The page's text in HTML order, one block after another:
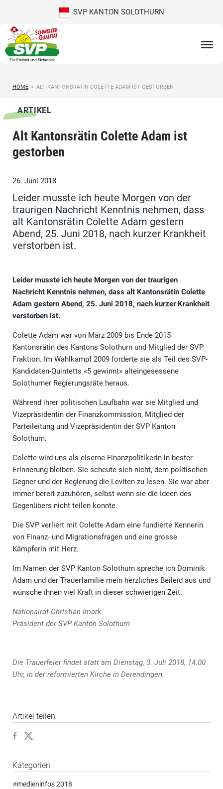
SVP KANTON SOLOTHURN
HOME > ALT KANTONSRÄTIN COLETTE ADAM IST GESTORBEN
ARTIKEL
Alt Kantonsrätin Colette Adam ist
gestorben
26. Juni 2018
Leider musste ich heute Morgen von der
traurigen Nachricht Kenntnis nehmen, dass
alt Kantonsrätin Colette Adam gestern
Abend, 25. Juni 2018, nach kurzer Krankheit
verstorben ist.
Leider musste ich heute Morgen von der traurigen
Nachricht Kenntnis nehmen, dass alt Kantonsrätin Colette
Adam gestern Abend, 25. Juni 2018, nach kurzer Krankheit
verstorben ist.
Colette Adam war von März 2009 bis Ende 2015
Kantonsrätin des Kantons Solothurn und Mitglied der SVP
Fraktion. Im Wahlkampf 2009 forderte sie als Teil des SVP-
Kandidaten-Quintetts «5 gewinnt» alteingesessene
Solothurner Regierungsräte heraus.
Während ihrer politischen Laufbahn war sie Mitglied und
Vizepräsidentin der Finanzkommission, Mitglied der
Parteileitung und Vizepräsidentin der SVP Kanton
Solothurn.
Colette wird uns als eiserne Finanzpolitikerin in bester
Erinnerung bleiben. Sie scheute sich nicht, dem politischen
Gegner und der Regierung die Leviten zu lesen. Sie war aber
immer bereit zuzuhören, selbst wenn sie die Ideen des
Gegenübers nicht teilen konnte.
Die SVP verliert mit Colette Adam eine fundierte Kennerin
von Finanz- und Migrationsfragen und eine grosse
Kämpferin mit Herz.
Im Namen der SVP Kanton Solothurn spreche ich Dominik
Adam und der Trauerfamilie mein herzliches Beileid aus und
wünsche ihnen viel Kraft in dieser schwierigen Zeit.
Nationalrat Christian Imark
Präsident der SVP Kanton Solothurn
Die Trauerfeier findet statt am Dienstag, 3. Juli 2018, 14.00
Uhr, in der reformierten Kirche in Derendingen.
Artikel teilen
Kategorien
#medieninfos 2018